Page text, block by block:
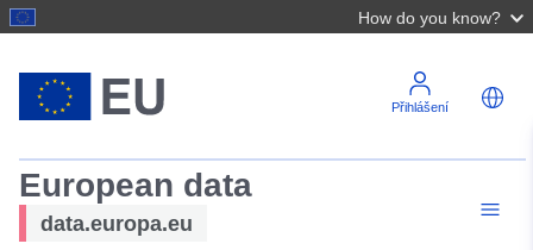
How do you know?
Přihlášení
European data
data.europa.eu